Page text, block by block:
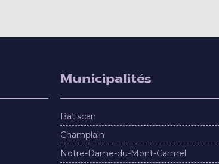
Municipalités
Batiscan
Champlain
Notre-Dame-du-Mont-Carmel